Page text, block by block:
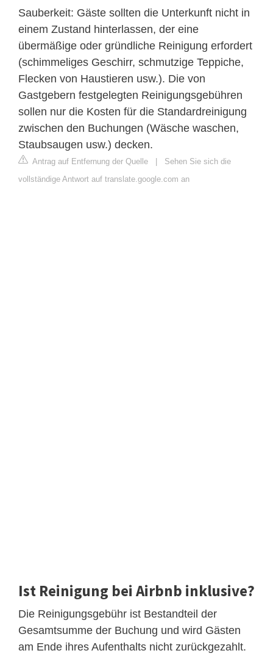
Sauberkeit: Gäste sollten die Unterkunft nicht in
einem Zustand hinterlassen, der eine
übermäßige oder gründliche Reinigung erfordert
(schimmeliges Geschirr, schmutzige Teppiche,
Flecken von Haustieren usw.). Die von
Gastgebern festgelegten Reinigungsgebühren
sollen nur die Kosten für die Standardreinigung
zwischen den Buchungen (Wäsche waschen,
Staubsaugen usw.) decken.
Antrag auf Entfernung der Quelle | Sehen Sie sich die
vollständige Antwort auf translate.google.com an
Ist Reinigung bei Airbnb inklusive?
Die Reinigungsgebühr ist Bestandteil der
Gesamtsumme der Buchung und wird Gästen
am Ende ihres Aufenthalts nicht zurückgezahlt.